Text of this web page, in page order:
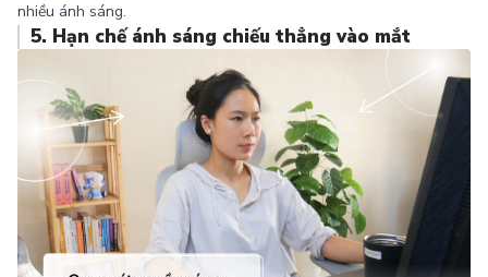
nhiều ánh sáng.
5. Hạn chế ánh sáng chiếu thẳng vào mắt